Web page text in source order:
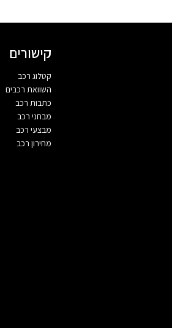
קישורים
קטלוג רכב
השוואת רכבים
כתבות רכב
מבחני רכב
מבצעי רכב
מחירון רכב